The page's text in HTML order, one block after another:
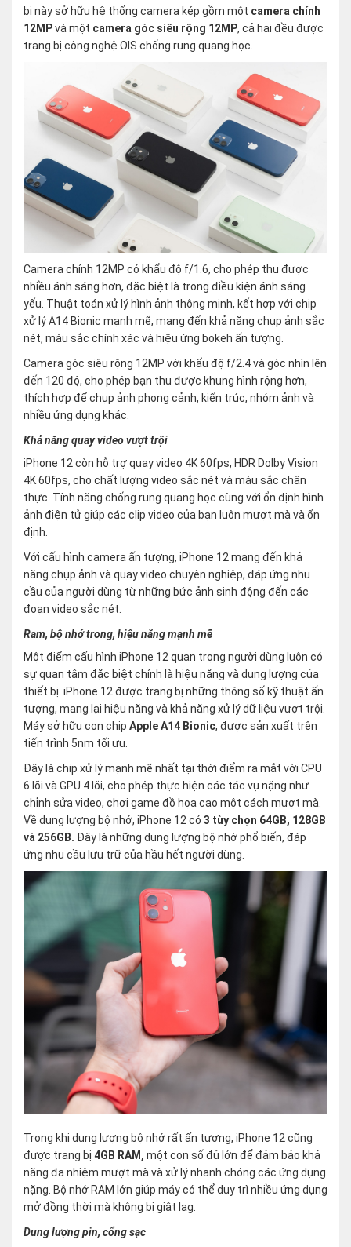
bị này sở hữu hệ thống camera kép gồm một camera chính
12MPvà một camera góc siêu rộng 12MP, cả hai đều được
trang bị công nghệ OIS chống rung quang học.
Camera chính 12MP có khẩu độ f/1.6, cho phép thu được
nhiều ánh sáng hơn, đặc biệt là trong điều kiện ánh sáng
yếu. Thuật toán xử lý hình ảnh thông minh, kết hợp với chip
xử lý A14 Bionic mạnh mẽ, mang đến khả năng chụp ảnh sắc
nét, màu sắc chính xác và hiệu ứng bokeh ấn tượng.
Camera góc siêu rộng 12MP với khẩu độ f/2.4 và góc nhìn lên
đến 120 độ, cho phép bạn thu được khung hình rộng hơn,
thích hợp để chụp ảnh phong cảnh, kiến trúc, nhóm ảnh và
nhiều ứng dụng khác.
Khả năng quay video vượt trội
iPhone 12 còn hỗ trợ quay video 4K 60fps, HDR Dolby Vision
4K 60fps, cho chất lượng video sắc nét và màu sắc chân
thực. Tính năng chống rung quang học cùng với ổn định hình
ảnh điện tử giúp các clip video của bạn luôn mượt mà và ổn
định.
Với cấu hình camera ấn tượng, iPhone 12 mang đến khả
năng chụp ảnh và quay video chuyên nghiệp, đáp ứng nhu
cầu của người dùng từ những bức ảnh sinh động đến các
đoạn video sắc nét.
Ram, bộ nhớ trong, hiệu năng mạnh mẽ
Một điểm cấu hình iPhone 12 quan trọng người dùng luôn có
sự quan tâm đặc biệt chính là hiệu năng và dung lượng của
thiết bị. iPhone 12 được trang bị những thông số kỹ thuật ấn
tượng, mang lại hiệu năng và khả năng xử lý dữ liệu vượt trội.
Máy sở hữu con chip Apple A14 Bionic, được sản xuất trên
tiến trình 5nm tối ưu.
Đây là chip xử lý mạnh mẽ nhất tại thời điểm ra mắt với CPU
6 lõi và GPU 4 lõi, cho phép thực hiện các tác vụ nặng như
chỉnh sửa video, chơi game đồ họa cao một cách mượt mà.
Về dung lượng bộ nhớ, iPhone 12 có 3 tùy chọn 64GB, 128GB
và 256GB. Đây là những dung lượng bộ nhớ phổ biến, đáp
ứng nhu cầu lưu trữ của hầu hết người dùng.
Trong khi dung lượng bộ nhớ rất ấn tượng, iPhone 12 cũng
được trang bị 4GB RAM, một con số đủ lớn để đảm bảo khả
năng đa nhiệm mượt mà và xử lý nhanh chóng các ứng dụng
nặng. Bộ nhớ RAM lớn giúp máy có thể duy trì nhiều ứng dụng
mở đồng thời mà không bị giật lag.
Dung lượng pin, cổng sạc